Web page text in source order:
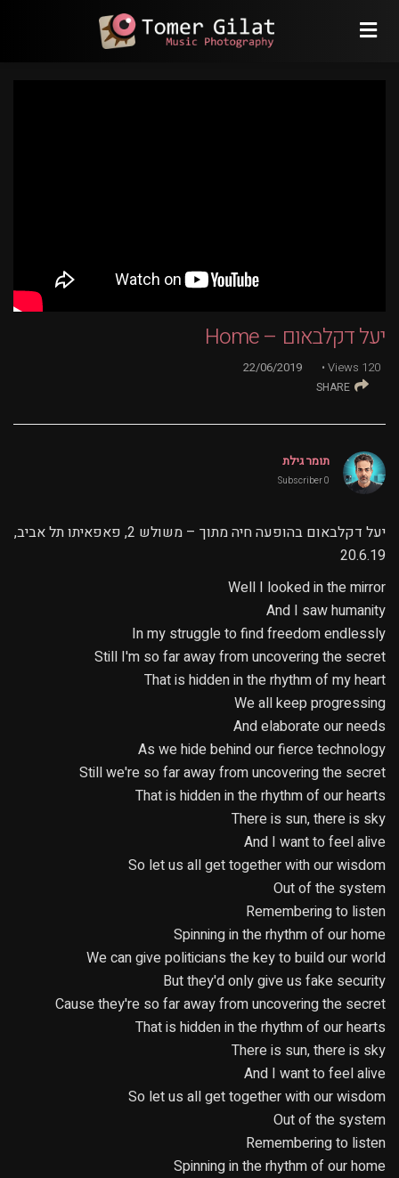
יעל דקלבאום – Home
120
Views
22/06/2019
SHARE
תומר גילת
0 Subscriber
יעל דקלבאום בהופעה חיה מתוך – משולש 2, פאפאיתו תל אביב,
20.6.19
Well I looked in the mirror
And I saw humanity
In my struggle to find freedom endlessly
Still I'm so far away from uncovering the secret
That is hidden in the rhythm of my heart
We all keep progressing
And elaborate our needs
As we hide behind our fierce technology
Still we're so far away from uncovering the secret
That is hidden in the rhythm of our hearts
There is sun, there is sky
And I want to feel alive
So let us all get together with our wisdom
Out of the system
Remembering to listen
Spinning in the rhythm of our home
We can give politicians the key to build our world
But they'd only give us fake security
Cause they're so far away from uncovering the secret
That is hidden in the rhythm of our hearts
There is sun, there is sky
And I want to feel alive
So let us all get together with our wisdom
Out of the system
Remembering to listen
Spinning in the rhythm of our home